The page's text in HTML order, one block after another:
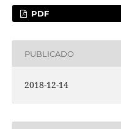
PDF
PUBLICADO
2018-12-14